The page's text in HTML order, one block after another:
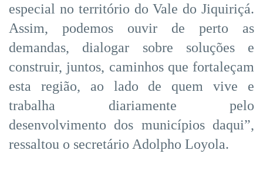
especial no território do Vale do Jiquiriçá.
Assim, podemos ouvir de perto as
demandas, dialogar sobre soluções e
construir, juntos, caminhos que fortaleçam
esta região, ao lado de quem vive e
trabalha diariamente pelo
desenvolvimento dos municípios daqui”,
ressaltou o secretário Adolpho Loyola.